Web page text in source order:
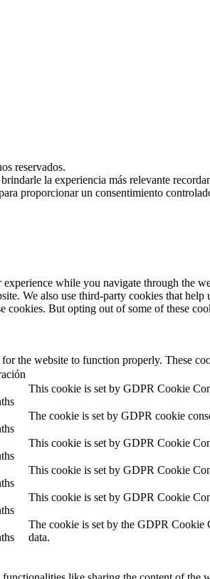
reservados.
la experiencia más relevante
proporcionar un consentimiento
while you navigate through the
We also use third-party cookies that
cookies. But opting out of some of these
the website to function properly. These
This cookie is set by GDPR Cookie
The cookie is set by GDPR cookie
This cookie is set by GDPR Cookie
This cookie is set by GDPR Cookie
This cookie is set by GDPR Cookie
The cookie is set by the GDPR Cookie
data.